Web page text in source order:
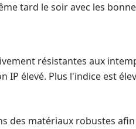
tard le soir avec les
résistantes aux
élevé. Plus l'indice est
matériaux robustes